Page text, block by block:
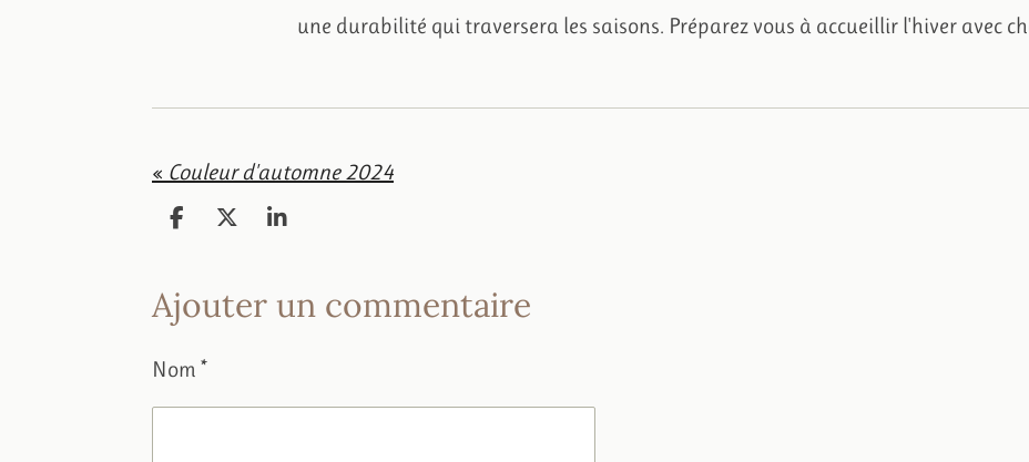
une durabilité qui traversera les saisons. Préparez vous à accueillir l'hiver avec
« Couleur d'automne 2024
P
t
a
e
P
t
a
P
t
a
Ajouter un commentaire
Nom *